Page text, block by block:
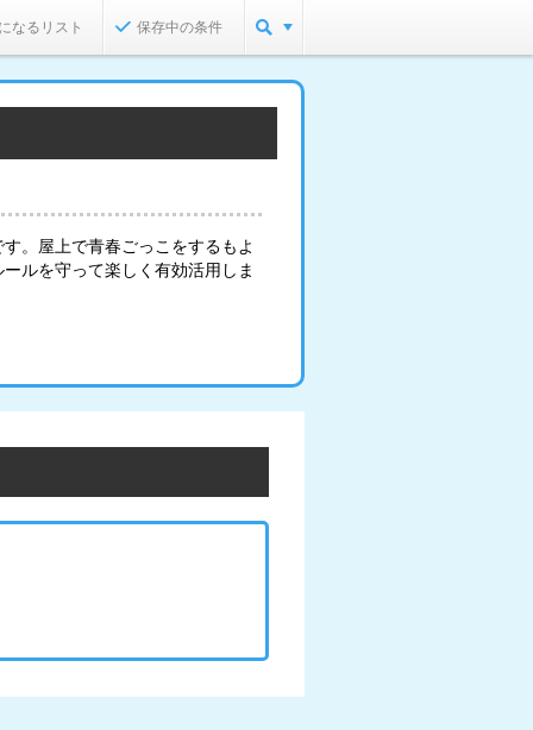
なるリスト 保存中の条件
。屋上で青春ごっこをするもよ
ルを守って楽しく有効活用しま